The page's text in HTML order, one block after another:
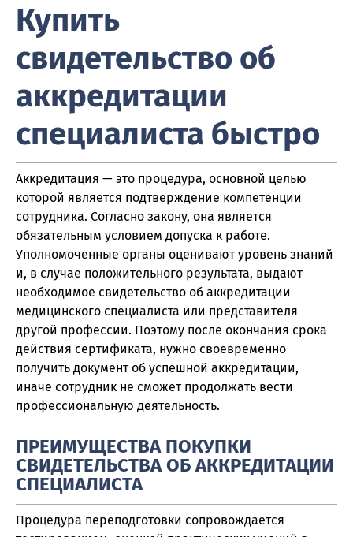
Купить
свидетельство об
аккредитации
специалиста быстро
Аккредитация — это процедура, основной целью
которой является подтверждение компетенции
сотрудника. Согласно закону, она является
обязательным условием допуска к работе.
Уполномоченные органы оценивают уровень знаний
и, в случае положительного результата, выдают
необходимое свидетельство об аккредитации
медицинского специалиста или представителя
другой профессии. Поэтому после окончания срока
действия сертификата, нужно своевременно
получить документ об успешной аккредитации,
иначе сотрудник не сможет продолжать вести
профессиональную деятельность.
ПРЕИМУЩЕСТВА ПОКУПКИ
СВИДЕТЕЛЬСТВА ОБ АККРЕДИТАЦИИ
СПЕЦИАЛИСТА
Процедура переподготовки сопровождается